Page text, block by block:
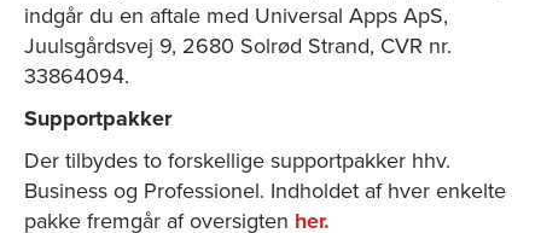
indgår du en aftale med Universal Apps ApS,
Juulsgårdsvej 9, 2680 Solrød Strand, CVR nr.
33864094.
Supportpakker
Der tilbydes to forskellige supportpakker hhv.
Business og Professionel. Indholdet af hver enkelte
pakke fremgår af oversigten her.